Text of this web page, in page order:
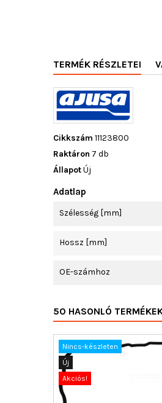
TERMÉK RÉSZLETEI
Cikkszám 11123800
Raktáron 7 db
ÁllapotÚj
Adatlap
Szélesség [mm]
Hossz [mm]
OE-számhoz
50 HASONLÓ
Nincs-készleten
Új
Akciós!